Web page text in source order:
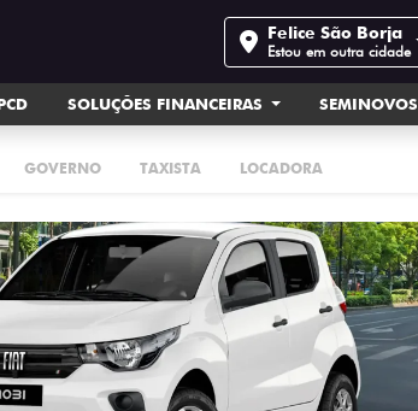
Felice São Borja
Estou em outra cidade
SOLUÇÕES FINANCEIRAS SEMINOVOS
GOVERNO TAXISTA LOCADORA